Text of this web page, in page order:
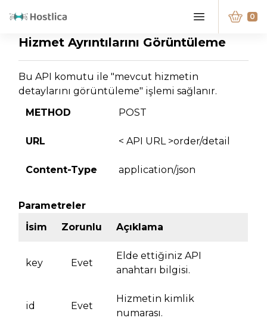
0
Hizmet Ayrıntılarını Görüntüleme
Bu API komutu ile "mevcut hizmetin
detaylarını görüntüleme" işlemi sağlanır.
METHOD
POST
URL < API URL >order/detail
Content-Type application/json
Parametreler
İsim
Zorunlu Açıklama
key Evet
Elde ettiğiniz API
anahtarı bilgisi.
id Evet
Hizmetin kimlik
numarası.